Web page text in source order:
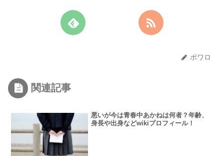
ポワロ
関連記事
悪いが今は青春中あかねは何者？年齢、
身長や出身などwikiプロフィール！